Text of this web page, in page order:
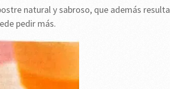
natural y sabroso, que además resulta
pedir más.